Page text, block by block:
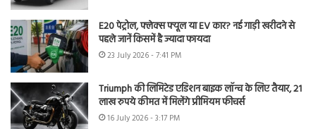
E20 पेट्रोल, फ्लेक्स फ्यूल या EV कार? नई गाड़ी खरीदने से
पहले जानें किसमें है ज्यादा फायदा
23 July 2026 - 7:41 PM
Triumph की लिमिटेड एडिशन बाइक लॉन्च के लिए तैयार, 21
लाख रुपये कीमत में मिलेंगे प्रीमियम फीचर्स
16 July 2026 - 3:17 PM